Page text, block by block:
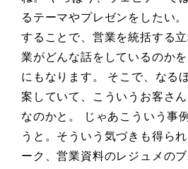
るテーマやプレゼンをしたい
することで、営業を統括する
業がどんな話をしているのか
にもなります。 そこで、なる
案していて、こういうお客さ
なのかと。 じゃあこういう事
うと。そういう気づきも得ら
ーク、営業資料のレジュメの